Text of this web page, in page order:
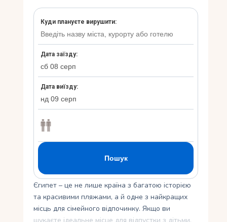
Єгипет – це не лише країна з багатою історією
та красивими пляжами, а й одне з найкращих
місць для сімейного відпочинку. Якщо ви